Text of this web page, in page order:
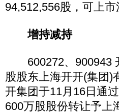
94,512,556股，可上市
增持减持
600272、900943
股股东上海开开(集团)
开集团于11月16日通
600万股股份转让予上